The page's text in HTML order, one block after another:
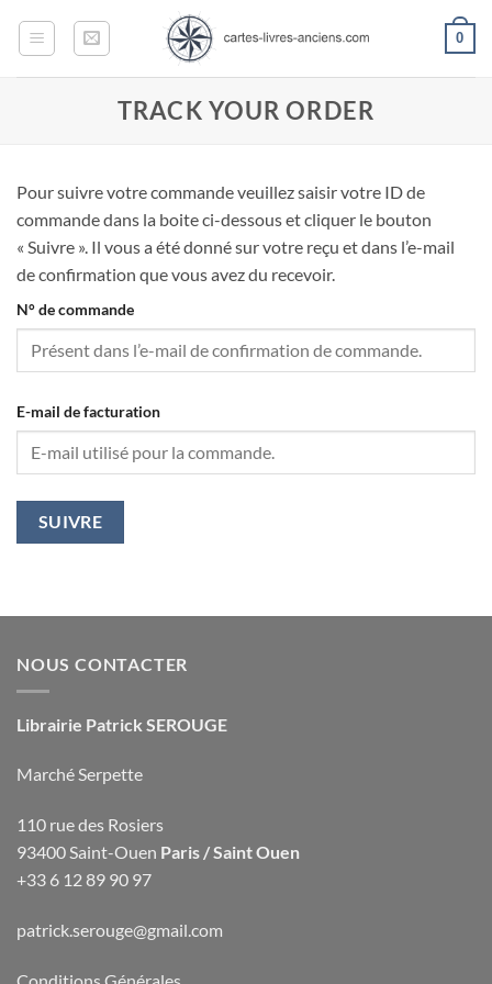
0
TRACK YOUR ORDER
Pour suivre votre commande veuillez saisir votre ID de
commande dans la boite ci-dessous et cliquer le bouton
« Suivre ». Il vous a été donné sur votre reçu et dans l’e-mail
de confirmation que vous avez du recevoir.
N° de commande
E-mail de facturation
SUIVRE
NOUS CONTACTER
Librairie Patrick SEROUGE
Marché Serpette
110 rue des Rosiers
93400 Saint-Ouen Paris / Saint Ouen
+33 6 12 89 90 97
patrick.serouge@gmail.com